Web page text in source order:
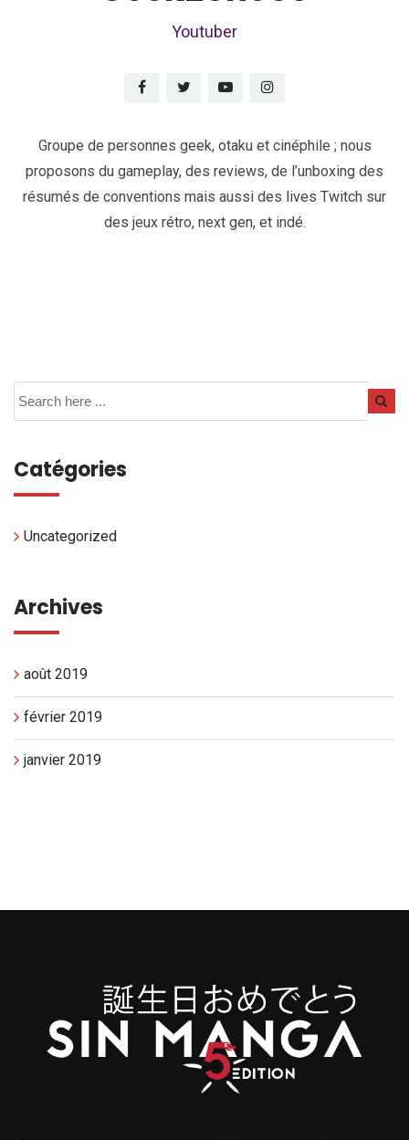
Youtuber
Groupe de personnes geek, otaku et cinéphile ; nous
proposons du gameplay, des reviews, de l’unboxing des
résumés de conventions mais aussi des lives Twitch sur
des jeux rétro, next gen, et indé.
Catégories
Uncategorized
Archives
août 2019
février 2019
janvier 2019